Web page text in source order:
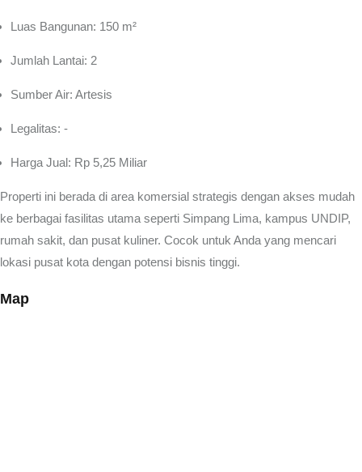
Luas Bangunan: 150 m²
Jumlah Lantai: 2
Sumber Air: Artesis
Legalitas: -
Harga Jual: Rp 5,25 Miliar
Properti ini berada di area komersial strategis dengan akses mudah
ke berbagai fasilitas utama seperti Simpang Lima, kampus UNDIP,
rumah sakit, dan pusat kuliner. Cocok untuk Anda yang mencari
lokasi pusat kota dengan potensi bisnis tinggi.
Map